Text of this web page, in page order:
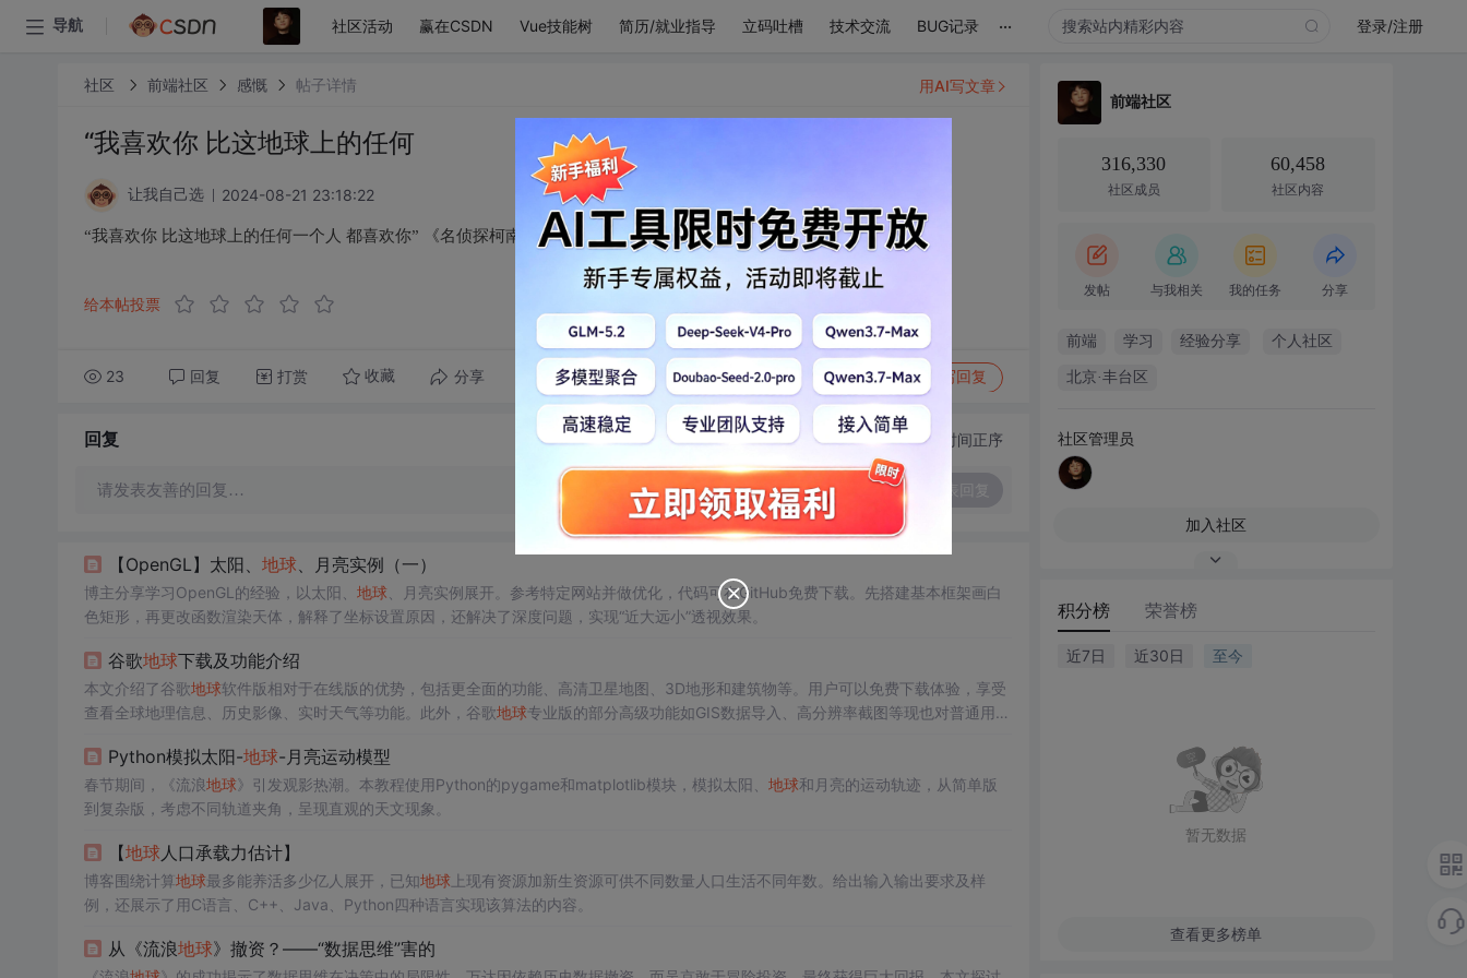
导航 社区活动 赢在CSDN Vue技能树 简历/就业指导 立码吐槽 技术交流 BUG记录 ... 登录/注册
社区 前端社区 感慨 帖子详情
“我喜欢你 比这地球上的任何
让我自己选 2024-08-21 23:18:22
“我喜欢你 比这地球上的任何一个人 都喜欢你” 《名侦探柯南》
给本帖投票
23 回复 打赏 收藏 分享 转发到动态 举报 写回复
用AI写文章
回复 切换为时间正序
请发表友善的回复…
【OpenGL】太阳、 地球、月亮实例（一）
博主分享学习OpenGL的经验，以太阳、 地球、月亮实例展开。参考特定网站并做优化，代码可在GitHub免费下载。先搭建基本框架画白
色矩形，再更改函数渲染天体，解释了坐标设置原因，还解决了深度问题，实现“近大远小”透视效果。
谷歌地球下载及功能介绍
本文介绍了谷歌地球软件版相对于在线版的优势，包括更全面的功能、高清卫星地图、3D地形和建筑物等。用户可以免费下载体验，享受
查看全球地理信息、历史影像、实时天气等功能。此外，谷歌地球专业版的部分高级功能如GIS数据导入、高分辨率截图等现也对普通用户
Python模拟太阳-地球-月亮运动模型
春节期间，《流浪地球》引发观影热潮。本教程使用Python的pygame和matplotlib模块，模拟太阳、 地球和月亮的运动轨迹，从简单版
到复杂版，考虑不同轨道夹角，呈现直观的天文现象。
【地球 人口承载力估计】
博客围绕计算地球最多能养活多少亿人展开，已知地球上现有资源加新生资源可供不同数量人口生活不同年数。给出输入输出要求及样
例，还展示了用C语言、C++、Java、Python四种语言实现该算法的内容。
从《流浪地球》撤资？——“数据思维”害的
前端社区
316,330
社区成员
60,458
社区内容
发帖 与我相关 我的任务 分享
前端 学习 经验分享 个人社区
北京·丰台区
社区管理员
加入社区
积分榜 荣誉榜
近7日 近30日 至今
暂无数据
查看更多榜单